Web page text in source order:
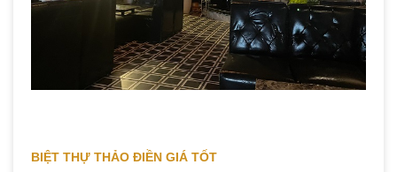
BIỆT THỰ THẢO ĐIỀN GIÁ TỐT